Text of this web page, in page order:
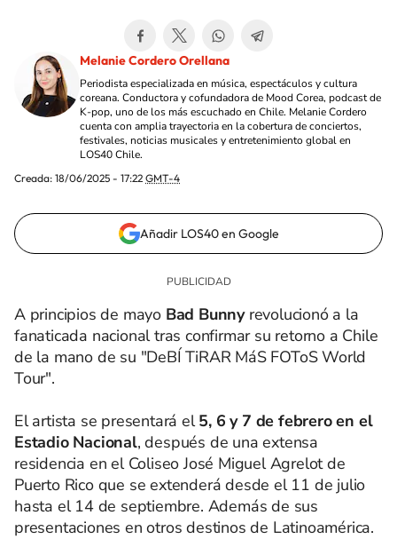
Melanie Cordero Orellana
Periodista especializada en música, espectáculos y cultura
coreana. Conductora y cofundadora de Mood Corea, podcast de
K-pop, uno de los más escuchado en Chile. Melanie Cordero
cuenta con amplia trayectoria en la cobertura de conciertos,
festivales, noticias musicales y entretenimiento global en
LOS40 Chile.
Creada: 18/06/2025 - 17:22 GMT-4
Añadir LOS40 en Google
A principios de mayo Bad Bunnyrevolucionó a la
fanaticada nacional tras confirmar su retorno a Chile
de la mano de su "DeBÍ TiRAR MáS FOToS World
Tour".
El artista se presentará el5, 6 y 7 de febrero en el
Estadio Nacional, después de una extensa
residencia en el Coliseo José Miguel Agrelot de
Puerto Rico que se extenderá desde el 11 de julio
hasta el 14 de septiembre. Además de sus
presentaciones en otros destinos de Latinoamérica.